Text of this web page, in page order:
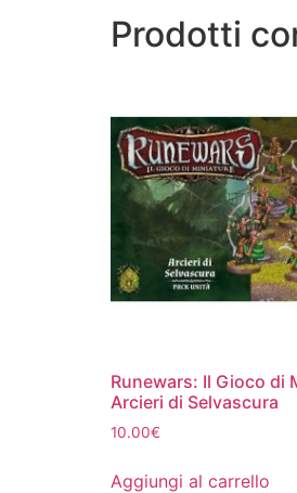
Prodotti
Runewars: Il Gioco di
Arcieri di Selvascura
10.00€
Aggiungi al carrello